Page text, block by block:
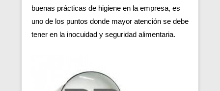
buenas prácticas de higiene en la empresa, es
uno de los puntos donde mayor atención se debe
tener en la inocuidad y seguridad alimentaria.